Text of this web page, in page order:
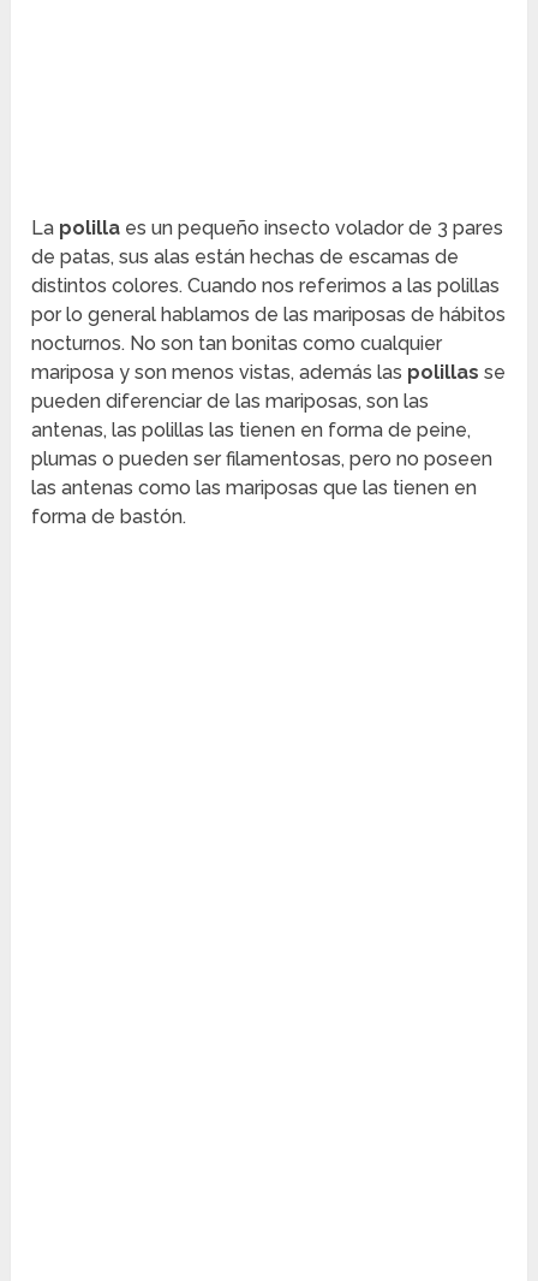
La polilla es un pequeño insecto volador de 3 pares
de patas, sus alas están hechas de escamas de
distintos colores. Cuando nos referimos a las polillas
por lo general hablamos de las mariposas de hábitos
nocturnos. No son tan bonitas como cualquier
mariposa y son menos vistas, además las polillas se
pueden diferenciar de las mariposas, son las
antenas, las polillas las tienen en forma de peine,
plumas o pueden ser filamentosas, pero no poseen
las antenas como las mariposas que las tienen en
forma de bastón.